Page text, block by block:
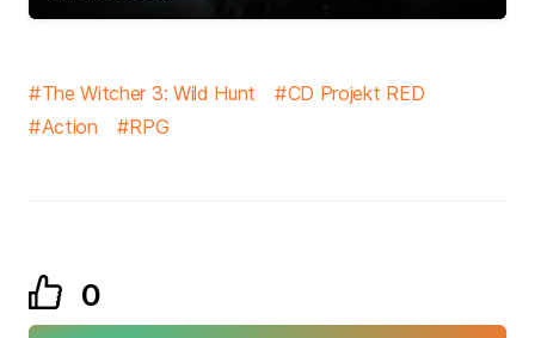
The Witcher 3: Wild Hunt
CD Projekt RED
Action
RPG
0